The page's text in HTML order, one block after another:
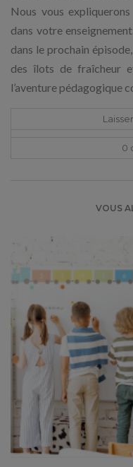
Nous vous
dans votre
dans le prochain
des îlots de fraîcheur
l’aventure pédagogique
0
VOUS